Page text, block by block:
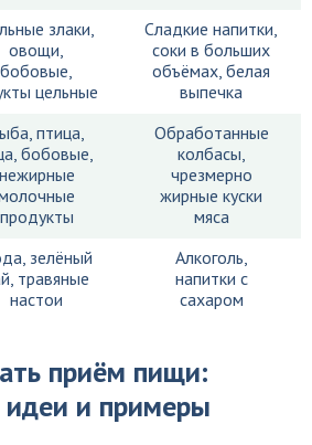
злаки,
овощи,
бобовые,
цельные
Сладкие напитки,
соки в больших
объёмах, белая
выпечка
птица,
бобовые,
нежирные
продукты
Обработанные
колбасы,
чрезмерно
жирные куски
мяса
зелёный
травяные
настои
Алкоголь,
напитки с
сахаром
приём пищи:
идеи и примеры